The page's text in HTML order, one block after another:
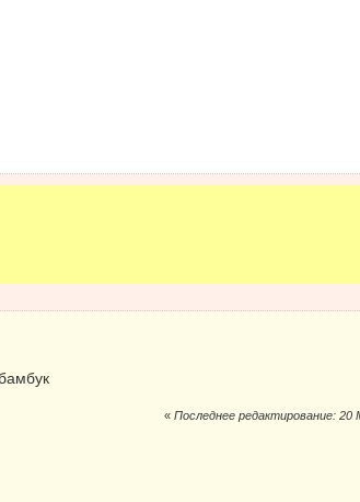
« Последнее редактирование: 20